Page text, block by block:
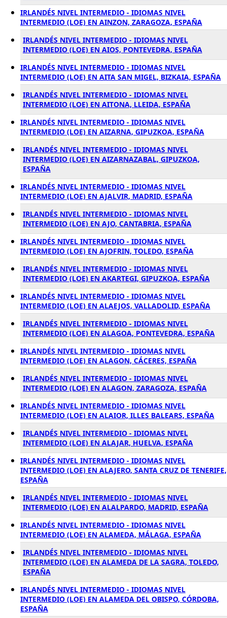
IRLANDÉS NIVEL INTERMEDIO - IDIOMAS NIVEL
INTERMEDIO (LOE) EN AINZON, ZARAGOZA, ESPAÑA
IRLANDÉS NIVEL INTERMEDIO - IDIOMAS NIVEL
INTERMEDIO (LOE) EN AIOS, PONTEVEDRA, ESPAÑA
IRLANDÉS NIVEL INTERMEDIO - IDIOMAS NIVEL
INTERMEDIO (LOE) EN AITA SAN MIGEL, BIZKAIA, ESPAÑA
IRLANDÉS NIVEL INTERMEDIO - IDIOMAS NIVEL
INTERMEDIO (LOE) EN AITONA, LLEIDA, ESPAÑA
IRLANDÉS NIVEL INTERMEDIO - IDIOMAS NIVEL
INTERMEDIO (LOE) EN AIZARNA, GIPUZKOA, ESPAÑA
IRLANDÉS NIVEL INTERMEDIO - IDIOMAS NIVEL
INTERMEDIO (LOE) EN AIZARNAZABAL, GIPUZKOA,
ESPAÑA
IRLANDÉS NIVEL INTERMEDIO - IDIOMAS NIVEL
INTERMEDIO (LOE) EN AJALVIR, MADRID, ESPAÑA
IRLANDÉS NIVEL INTERMEDIO - IDIOMAS NIVEL
INTERMEDIO (LOE) EN AJO, CANTABRIA, ESPAÑA
IRLANDÉS NIVEL INTERMEDIO - IDIOMAS NIVEL
INTERMEDIO (LOE) EN AJOFRIN, TOLEDO, ESPAÑA
IRLANDÉS NIVEL INTERMEDIO - IDIOMAS NIVEL
INTERMEDIO (LOE) EN AKARTEGI, GIPUZKOA, ESPAÑA
IRLANDÉS NIVEL INTERMEDIO - IDIOMAS NIVEL
INTERMEDIO (LOE) EN ALAEJOS, VALLADOLID, ESPAÑA
IRLANDÉS NIVEL INTERMEDIO - IDIOMAS NIVEL
INTERMEDIO (LOE) EN ALAGOA, PONTEVEDRA, ESPAÑA
IRLANDÉS NIVEL INTERMEDIO - IDIOMAS NIVEL
INTERMEDIO (LOE) EN ALAGON, CÁCERES, ESPAÑA
IRLANDÉS NIVEL INTERMEDIO - IDIOMAS NIVEL
INTERMEDIO (LOE) EN ALAGON, ZARAGOZA, ESPAÑA
IRLANDÉS NIVEL INTERMEDIO - IDIOMAS NIVEL
INTERMEDIO (LOE) EN ALAIOR, ILLES BALEARS, ESPAÑA
IRLANDÉS NIVEL INTERMEDIO - IDIOMAS NIVEL
INTERMEDIO (LOE) EN ALAJAR, HUELVA, ESPAÑA
IRLANDÉS NIVEL INTERMEDIO - IDIOMAS NIVEL
INTERMEDIO (LOE) EN ALAJERO, SANTA CRUZ DE TENERIFE,
ESPAÑA
IRLANDÉS NIVEL INTERMEDIO - IDIOMAS NIVEL
INTERMEDIO (LOE) EN ALALPARDO, MADRID, ESPAÑA
IRLANDÉS NIVEL INTERMEDIO - IDIOMAS NIVEL
INTERMEDIO (LOE) EN ALAMEDA, MÁLAGA, ESPAÑA
IRLANDÉS NIVEL INTERMEDIO - IDIOMAS NIVEL
INTERMEDIO (LOE) EN ALAMEDA DE LA SAGRA, TOLEDO,
ESPAÑA
IRLANDÉS NIVEL INTERMEDIO - IDIOMAS NIVEL
INTERMEDIO (LOE) EN ALAMEDA DEL OBISPO, CÓRDOBA,
ESPAÑA